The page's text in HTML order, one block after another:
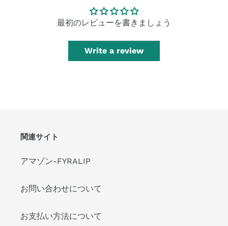
最初のレビューを書きましょう
Write a review
関連サイト
アマゾン-FYRALIP
お問い合わせについて
お支払い方法について